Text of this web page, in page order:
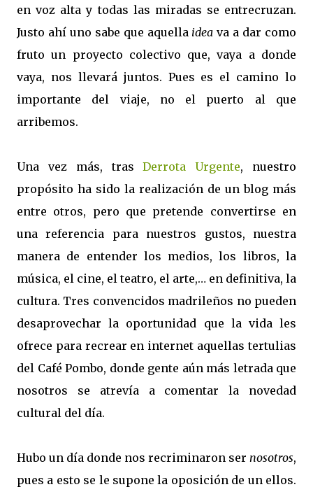
en voz alta y todas las miradas se entrecruzan.
Justo ahí uno sabe que aquella idea va a dar como
fruto un proyecto colectivo que, vaya a donde
vaya, nos llevará juntos. Pues es el camino lo
importante del viaje, no el puerto al que
arribemos.
Una vez más, trasDerrota Urgente, nuestro
propósito ha sido la realización de un blog más
entre otros, pero que pretende convertirse en
una referencia para nuestros gustos, nuestra
manera de entender los medios, los libros, la
música, el cine, el teatro, el arte,… en definitiva, la
cultura. Tres convencidos madrileños no pueden
desaprovechar la oportunidad que la vida les
ofrece para recrear en internet aquellas tertulias
del Café Pombo, donde gente aún más letrada que
nosotros se atrevía a comentar la novedad
cultural del día.
Hubo un día donde nos recriminaron ser nosotros,
pues a esto se le supone la oposición de un ellos.